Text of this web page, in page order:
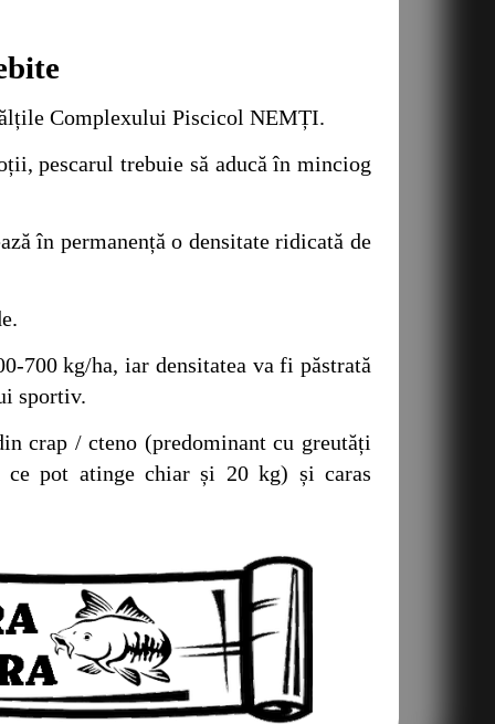
Complexului Piscicol NEMȚI.
pescarul trebuie să aducă în minciog
în permanență o densitate ridicată de
kg/ha, iar densitatea va fi păstrată
sportiv.
/ cteno (predominant cu greutăți
ce pot atinge chiar și 20 kg) și caras